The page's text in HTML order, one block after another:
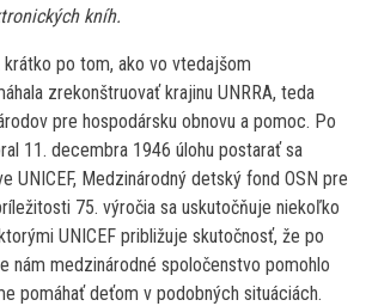
kníh.
krátko po tom, ako vo vtedajšom
zrekonštruovať krajinu UNRRA, teda
pre hospodársku obnovu a pomoc. Po
11. decembra 1946 úlohu postarať sa
UNICEF, Medzinárodný detský fond OSN pre
75. výročia sa uskutočňuje niekoľko
UNICEF približuje skutočnosť, že po
nám medzinárodné spoločenstvo pomohlo
pomáhať deťom v podobných situáciách.